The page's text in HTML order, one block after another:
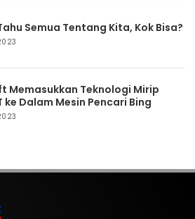
Semua Tentang Kita, Kok Bisa?
Memasukkan Teknologi Mirip
ke Dalam Mesin Pencari Bing